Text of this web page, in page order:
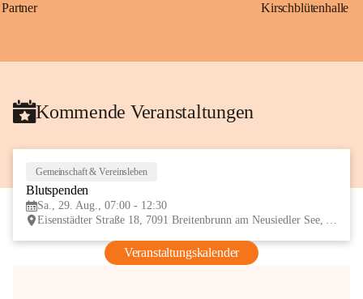
Partner Kirschblütenhalle
Kommende Veranstaltungen
Gemeinschaft & Vereinsleben
Blutspenden
Sa., 29. Aug., 07:00 - 12:30
Eisenstädter Straße 18, 7091 Breitenbrunn am Neusiedler See, AUT
Veranstaltungskalender